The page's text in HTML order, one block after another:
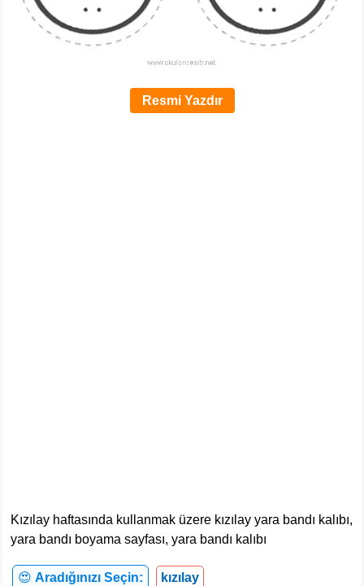
Resmi Yazdır
Kızılay haftasında kullanmak üzere kızılay yara bandı kalıbı,
yara bandı boyama sayfası, yara bandı kalıbı
😍 Aradığınızı Seçin: kızılay